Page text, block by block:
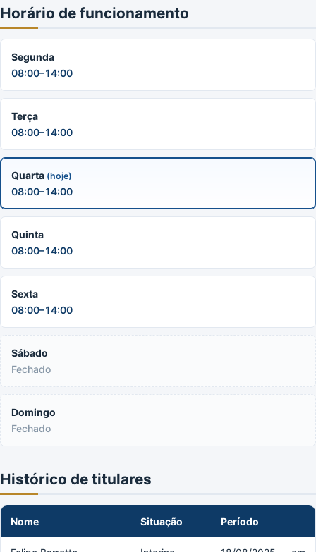
Horário de funcionamento
Segunda
08:00–14:00
Terça
08:00–14:00
Quarta (hoje)
08:00–14:00
Quinta
08:00–14:00
Sexta
08:00–14:00
Sábado
Fechado
Domingo
Fechado
Histórico de titulares
Nome Situação Período